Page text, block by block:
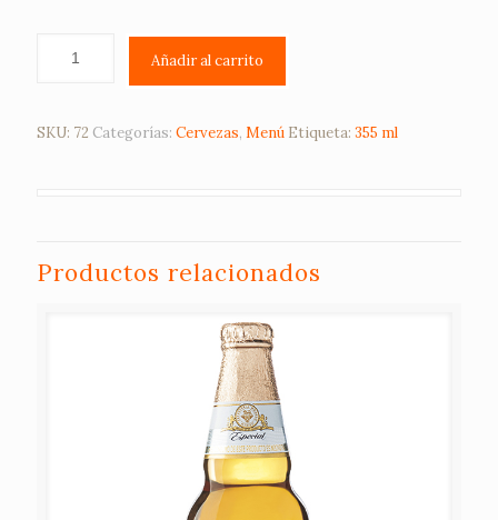
Añadir al carrito
SKU: 72 Categorías: Cervezas, Menú Etiqueta: 355 ml
Productos relacionados